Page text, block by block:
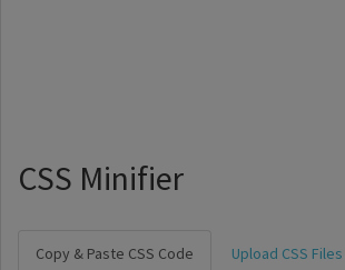
CSS Minifier
Copy & Paste CSS Code Upload CSS Files